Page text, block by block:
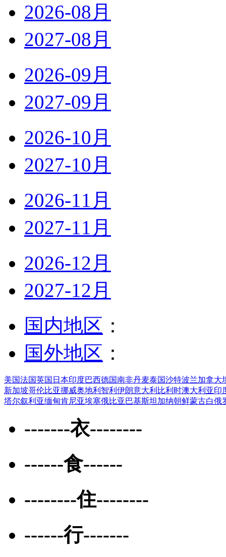
2026-08月
2027-08月
2026-09月
2027-09月
2026-10月
2027-10月
2026-11月
2027-11月
2026-12月
2027-12月
国内地区 ：
国外地区 ：
美国法国英国 日本印度巴西德国南非丹麦泰国沙特波兰加拿大
新加坡哥伦比亚挪威奥地利 智利 伊朗意大利 比利时澳大利亚印
塔尔叙利亚缅甸肯尼亚埃塞俄比亚 巴基斯坦 加纳朝鲜蒙古白俄
-------衣--------
------食------
--------住--------
------行-------